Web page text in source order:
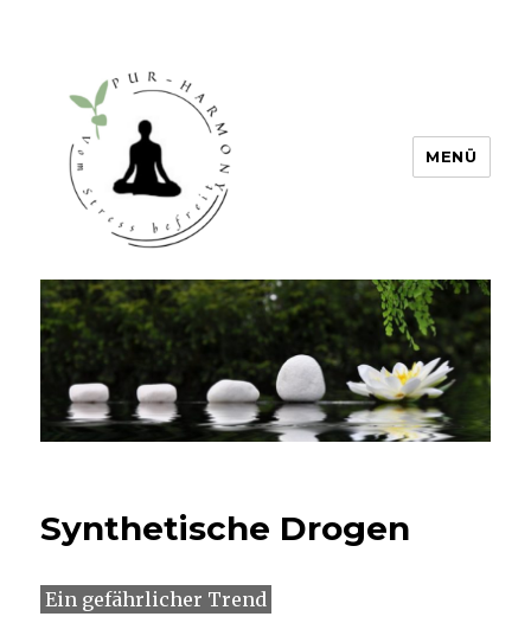
PUR HARMONY – Vom Stress
befreit
MENÜ
Synthetische Drogen
Ein gefährlicher Trend